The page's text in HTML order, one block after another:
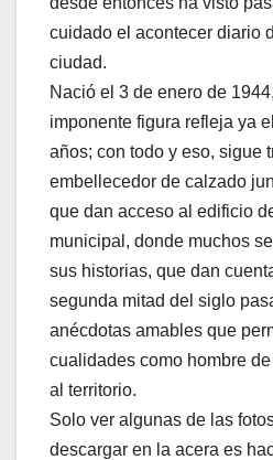
cuidado el acontecer diario
ciudad.
Nació el 3 de enero de
imponente figura refleja ya
años; con todo y eso, sigue
embellecedor de calzado
que dan acceso al edificio
municipal, donde muchos
sus historias, que dan
segunda mitad del siglo
anécdotas amables que
cualidades como hombre
al territorio.
Solo ver algunas de las
descargar en la acera es